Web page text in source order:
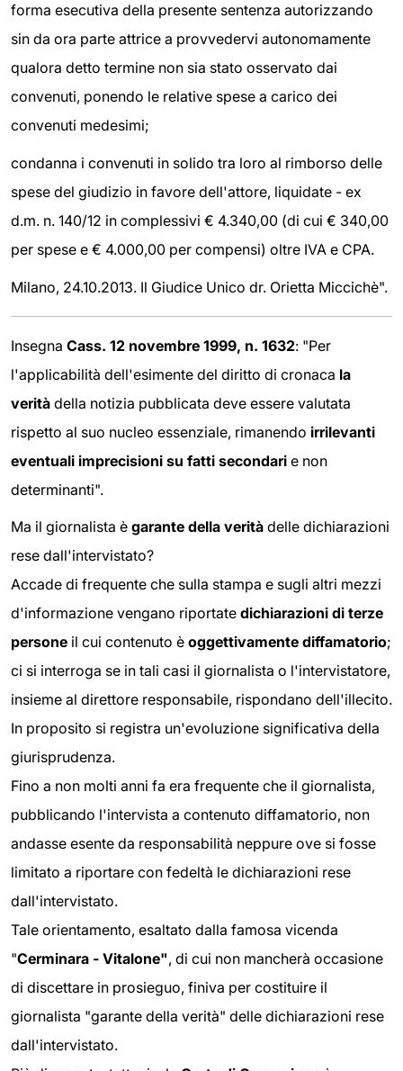
forma esecutiva della presente sentenza autorizzando
sin da ora parte attrice a provvedervi autonomamente
qualora detto termine non sia stato osservato dai
convenuti, ponendo le relative spese a carico dei
convenuti medesimi;
condanna i convenuti in solido tra loro al rimborso delle
spese del giudizio in favore dell'attore, liquidate - ex
d.m. n. 140/12 in complessivi € 4.340,00 (di cui € 340,00
per spese e € 4.000,00 per compensi) oltre IVA e CPA.
Milano, 24.10.2013. Il Giudice Unico dr. Orietta Miccichè".
Insegna Cass. 12 novembre 1999, n. 1632: "Per
l'applicabilità dell'esimente del diritto di cronaca la
verità della notizia pubblicata deve essere valutata
rispetto al suo nucleo essenziale, rimanendo irrilevanti
eventuali imprecisioni su fatti secondari e non
determinanti".
Ma il giornalista è garante della verità delle dichiarazioni
rese dall'intervistato?
Accade di frequente che sulla stampa e sugli altri mezzi
d'informazione vengano riportate dichiarazioni di terze
persone il cui contenuto è oggettivamente diffamatorio;
ci si interroga se in tali casi il giornalista o l'intervistatore,
insieme al direttore responsabile, rispondano dell'illecito.
In proposito si registra un'evoluzione significativa della
giurisprudenza.
Fino a non molti anni fa era frequente che il giornalista,
pubblicando l'intervista a contenuto diffamatorio, non
andasse esente da responsabilità neppure ove si fosse
limitato a riportare con fedeltà le dichiarazioni rese
dall'intervistato.
Tale orientamento, esaltato dalla famosa vicenda
"Cerminara - Vitalone", di cui non mancherà occasione
di discettare in prosieguo, finiva per costituire il
giornalista "garante della verità" delle dichiarazioni rese
dall'intervistato.